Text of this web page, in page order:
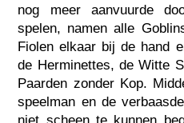
nog meer aanvuurde
spelen, namen alle
Fiolen elkaar bij de hand
de Herminettes, de Witte
Paarden zonder Kop.
speelman en de
niet scheen te kunnen